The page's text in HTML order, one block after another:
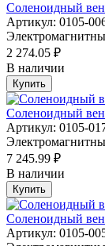
Соленоидный
Артикул: 0105-
2 274.05 ₽
В наличии
Купить
Соленоидный
Артикул: 0105-
7 245.99 ₽
В наличии
Купить
Соленоидный
Артикул: 0105-